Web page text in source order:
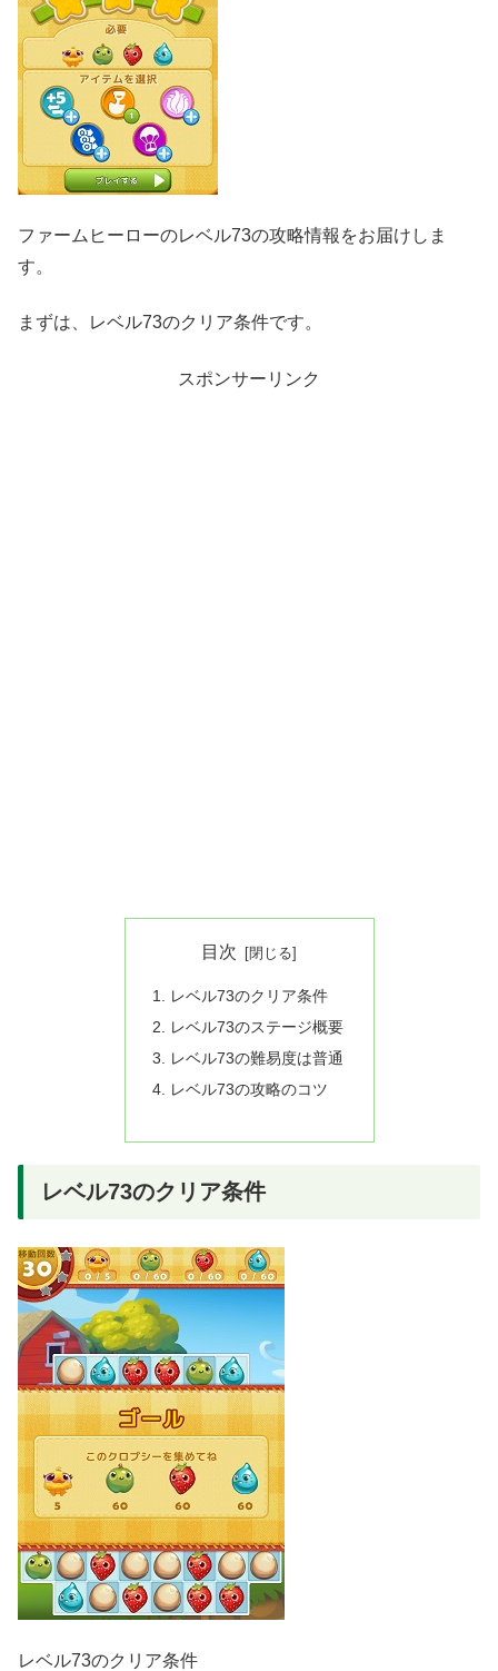
ファームヒーローのレベル73の攻略情報をお届けしま
す。
まずは、レベル73のクリア条件です。
スポンサーリンク
目次
レベル73のクリア条件
レベル73のステージ概要
レベル73の難易度は普通
レベル73の攻略のコツ
レベル73のクリア条件
レベル73のクリア条件